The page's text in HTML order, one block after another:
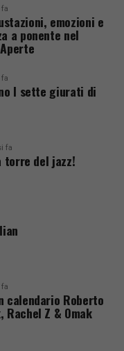
emozioni e
a ponente nel
I sette giurati di
fa
torre del jazz!
calendario Roberto
Rachel Z & Omak